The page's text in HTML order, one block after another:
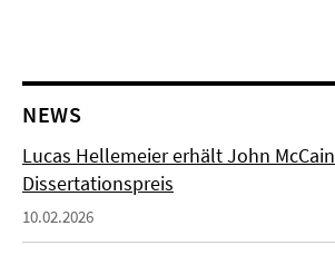
NEWS
Lucas Hellemeier erhält John McCain
Dissertationspreis
10.02.2026